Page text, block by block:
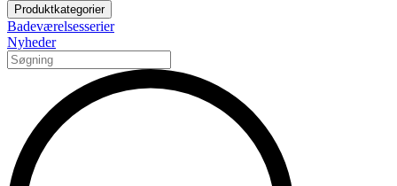
Produktkategorier
Badeværelsesserier
Nyheder